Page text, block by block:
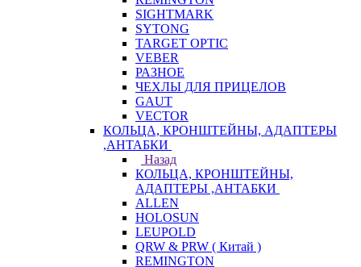
SIGHTMARK
SYTONG
TARGET OPTIC
VEBER
РАЗНОЕ
ЧЕХЛЫ ДЛЯ ПРИЦЕЛОВ
GAUT
VECTOR
КОЛЬЦА, КРОНШТЕЙНЫ, АДАПТЕРЫ
,АНТАБКИ
Назад
КОЛЬЦА, КРОНШТЕЙНЫ,
АДАПТЕРЫ ,АНТАБКИ
ALLEN
HOLOSUN
LEUPOLD
QRW & PRW ( Китай )
REMINGTON